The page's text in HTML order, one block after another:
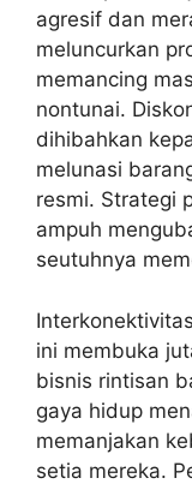
agresif dan
meluncurkan
memancing
nontunai.
dihibahkan
melunasi
resmi. Strategi
ampuh
seutuhnya
ini membuka
bisnis rintisan
gaya hidup
memanjakan
setia mereka.